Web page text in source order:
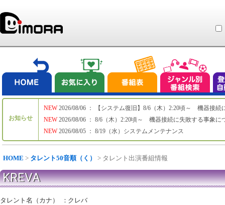
お知らせ
NEW
NEW
NEW
2026/08/06 ： 【システム復旧】8/6（木）2:20頃～ 機器接続
2026/08/06 ： 8/6（木）2:20頃～ 機器接続に失敗する事象に
2026/08/05 ： 8/19（水）システムメンテナンス
HOME > タレント50音順（く） > タレント出演番組情報
KREVA
タレント名（カナ） ： クレバ